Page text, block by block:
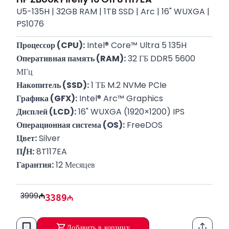
U5-135H | 32GB RAM | 1TB SSD | Arc | 16" WUXGA |
PS1076
Процессор (CPU): Intel® Core™ Ultra 5 135H
Оперативная память (RAM): 32 ГБ DDR5 5600
МГц
Накопитель (SSD): 1 ТБ M.2 NVMe PCIe
Графика (GFX): Intel® Arc™ Graphics
Дисплей (LCD): 16" WUXGA (1920×1200) IPS
Операционная система (OS): FreeDOS
Цвет: Silver
П/Н: 8T117EA
Гарантия: 12 Месяцев
3999 3389